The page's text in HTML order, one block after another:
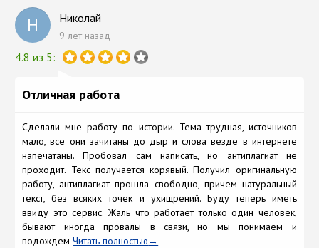
Н Николай
9 лет назад
4.8 из 5:
Отличная работа
Сделали мне работу по истории. Тема трудная, источников
мало, все они зачитаны до дыр и слова везде в интернете
напечатаны. Пробовал сам написать, но антиплагиат не
проходит. Текс получается корявый. Получил оригинальную
работу, антиплагиат прошла свободно, причем натуральный
текст, без всяких точек и ухищрений. Буду теперь иметь
ввиду это сервис. Жаль что работает только один человек,
бывают иногда провалы в связи, но мы понимаем и
подождемЧитать полностью